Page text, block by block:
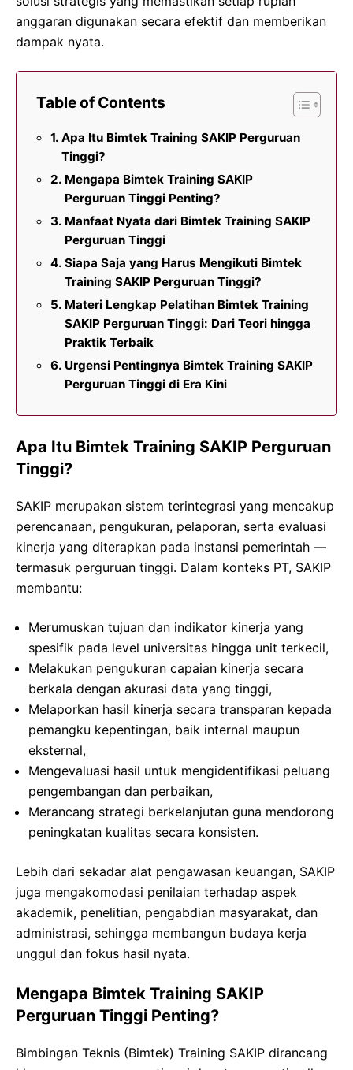
anggaran digunakan secara efektif dan memberikan
dampak nyata.
Table of Contents
Apa Itu Bimtek Training SAKIP Perguruan
Tinggi?
Mengapa Bimtek Training SAKIP
Perguruan Tinggi Penting?
Manfaat Nyata dari Bimtek Training SAKIP
Perguruan Tinggi
Siapa Saja yang Harus Mengikuti Bimtek
Training SAKIP Perguruan Tinggi?
Materi Lengkap Pelatihan Bimtek Training
SAKIP Perguruan Tinggi: Dari Teori hingga
Praktik Terbaik
Urgensi Pentingnya Bimtek Training SAKIP
Perguruan Tinggi di Era Kini
Apa Itu Bimtek Training SAKIP Perguruan
Tinggi?
SAKIP merupakan sistem terintegrasi yang mencakup
perencanaan, pengukuran, pelaporan, serta evaluasi
kinerja yang diterapkan pada instansi pemerintah —
termasuk perguruan tinggi. Dalam konteks PT, SAKIP
membantu:
Merumuskan tujuan dan indikator kinerja yang
spesifik pada level universitas hingga unit terkecil,
Melakukan pengukuran capaian kinerja secara
berkala dengan akurasi data yang tinggi,
Melaporkan hasil kinerja secara transparan kepada
pemangku kepentingan, baik internal maupun
eksternal,
Mengevaluasi hasil untuk mengidentifikasi peluang
pengembangan dan perbaikan,
Merancang strategi berkelanjutan guna mendorong
peningkatan kualitas secara konsisten.
Lebih dari sekadar alat pengawasan keuangan, SAKIP
juga mengakomodasi penilaian terhadap aspek
akademik, penelitian, pengabdian masyarakat, dan
administrasi, sehingga membangun budaya kerja
unggul dan fokus hasil nyata.
Mengapa Bimtek Training SAKIP
Perguruan Tinggi Penting?
Bimbingan Teknis (Bimtek) Training SAKIP dirancang